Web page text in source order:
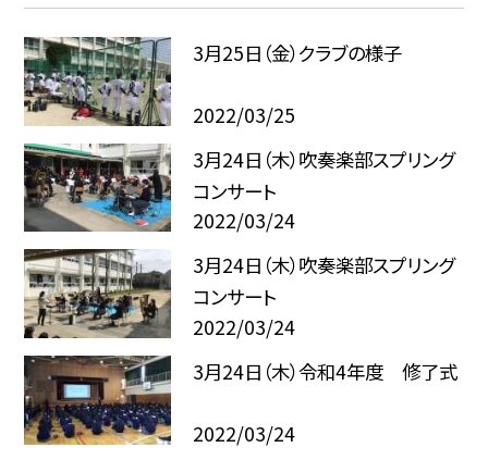
3月25日（金）クラブの様子
2022/03/25
3月24日（木）吹奏楽部スプリング
コンサート
2022/03/24
3月24日（木）吹奏楽部スプリング
コンサート
2022/03/24
3月24日（木）令和4年度 修了式
2022/03/24